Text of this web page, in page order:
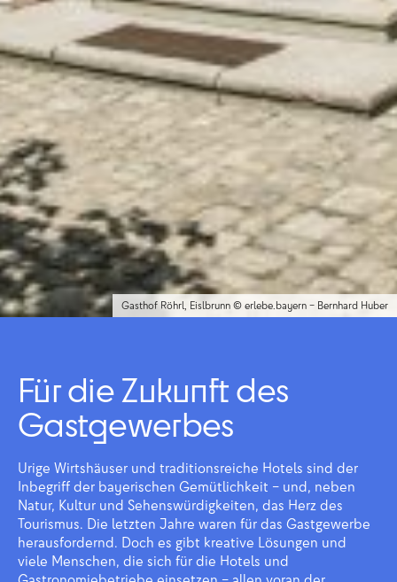
Gasthof Röhrl, Eislbrunn © erlebe.bayern – Bernhard Huber
Für die Zukunft des
Gastgewerbes
Urige Wirtshäuser und traditionsreiche Hotels sind der
Inbegriff der bayerischen Gemütlichkeit – und, neben
Natur, Kultur und Sehenswürdigkeiten, das Herz des
Tourismus. Die letzten Jahre waren für das Gastgewerbe
herausfordernd. Doch es gibt kreative Lösungen und
viele Menschen, die sich für die Hotels und